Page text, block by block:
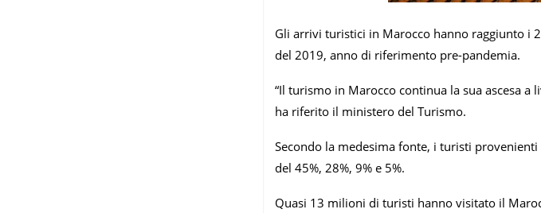
Gli arrivi turistici in Marocco hanno raggiunto i
del 2019, anno di riferimento pre-pandemia.
“Il turismo in Marocco continua la sua ascesa
ha riferito il ministero del Turismo.
Secondo la medesima fonte, i turisti
del 45%, 28%, 9% e 5%.
Quasi 13 milioni di turisti hanno visitato il